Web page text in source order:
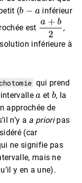
(
b−a
inférieur
est
a+b 2
,
inférieure à
qui prend
intervalle
a
et
b
, la
approchée de
n’y a a prioripas
(car
ne signifie pas
mais ne
y en a une).